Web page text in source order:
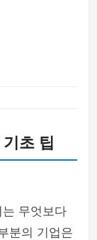
초 팁
무엇보다
분의 기업은